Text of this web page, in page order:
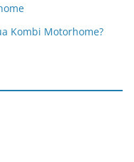
Kombi Motorhome?